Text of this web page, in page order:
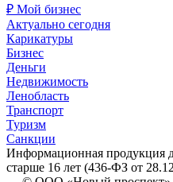
₽ Мой бизнес
Актуально сегодня
Карикатуры
Бизнес
Деньги
Недвижимость
Ленобласть
Транспорт
Туризм
Санкции
Информационная продукция
старше 16 лет (436-ФЗ от